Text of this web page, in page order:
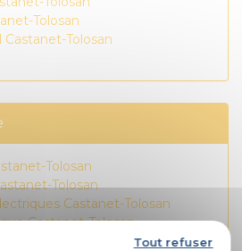
Tolosan
Tolosan
Tolosan
Tolosan
Castanet-Tolosan
Castanet-Tolosan
Tout refuser